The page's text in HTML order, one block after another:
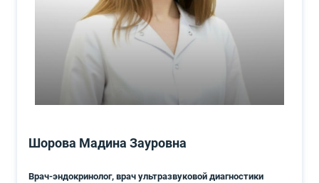
Шорова Мадина Зауровна
Врач-эндокринолог, врач ультразвуковой диагностики